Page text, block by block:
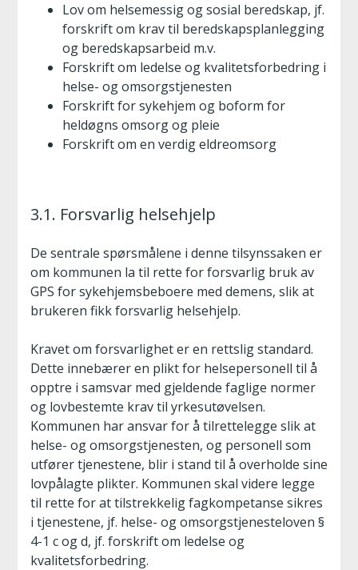
Lov om helsemessig og sosial beredskap, jf.
forskrift om krav til beredskapsplanlegging
og beredskapsarbeid m.v.
Forskrift om ledelse og kvalitetsforbedring i
helse- og omsorgstjenesten
Forskrift for sykehjem og boform for
heldøgns omsorg og pleie
Forskrift om en verdig eldreomsorg
3.1. Forsvarlig helsehjelp
De sentrale spørsmålene i denne tilsynssaken er
om kommunen la til rette for forsvarlig bruk av
GPS for sykehjemsbeboere med demens, slik at
brukeren fikk forsvarlig helsehjelp.
Kravet om forsvarlighet er en rettslig standard.
Dette innebærer en plikt for helsepersonell til å
opptre i samsvar med gjeldende faglige normer
og lovbestemte krav til yrkesutøvelsen.
Kommunen har ansvar for å tilrettelegge slik at
helse- og omsorgstjenesten, og personell som
utfører tjenestene, blir i stand til å overholde sine
lovpålagte plikter. Kommunen skal videre legge
til rette for at tilstrekkelig fagkompetanse sikres
i tjenestene, jf. helse- og omsorgstjenesteloven §
4-1 c og d, jf. forskrift om ledelse og
kvalitetsforbedring.